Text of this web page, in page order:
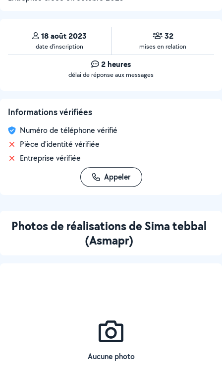
18 août 2023
date d’inscription
32
mises en relation
2 heures
délai de réponse aux messages
Informations vérifiées
Numéro de téléphone vérifié
Pièce d'identité vérifiée
Entreprise vérifiée
Appeler
Photos de réalisations de Sima tebbal
(Asmapr)
Aucune photo